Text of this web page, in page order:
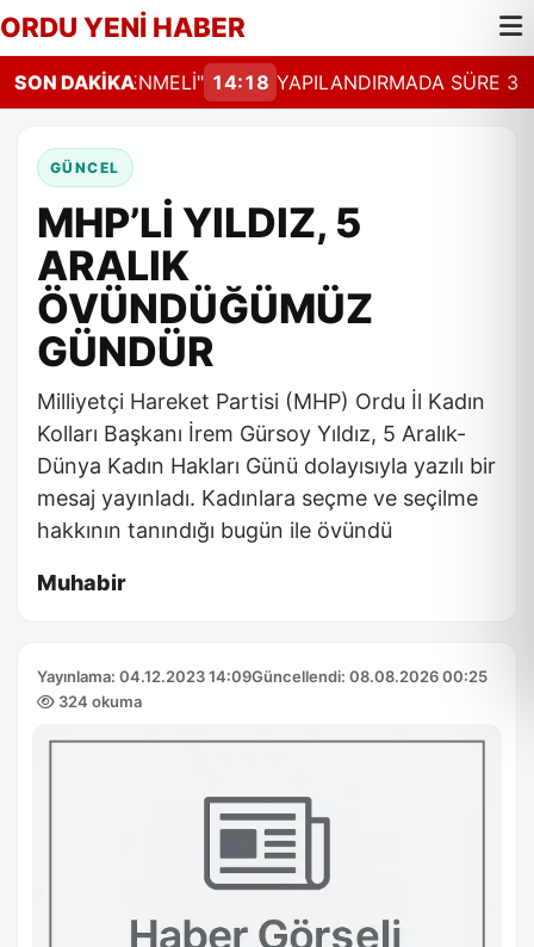
ORDU YENİ HABER
SON DAKİKA
GÜNCELLENMELİ" 14:18 YAPILANDIRMADA SÜRE 31
GÜNCEL
MHP’Lİ YILDIZ, 5
ARALIK
ÖVÜNDÜĞÜMÜZ
GÜNDÜR
Milliyetçi Hareket Partisi (MHP) Ordu İl Kadın
Kolları Başkanı İrem Gürsoy Yıldız, 5 Aralık-
Dünya Kadın Hakları Günü dolayısıyla yazılı bir
mesaj yayınladı. Kadınlara seçme ve seçilme
hakkının tanındığı bugün ile övündü
Muhabir
Yayınlama: 04.12.2023 14:09Güncellendi: 08.08.2026 00:25
324 okuma